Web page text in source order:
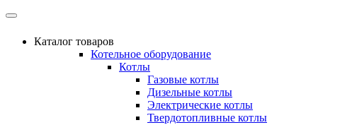
Каталог товаров
Котельное оборудование
Котлы
Газовые котлы
Дизельные котлы
Электрические котлы
Твердотопливные котлы